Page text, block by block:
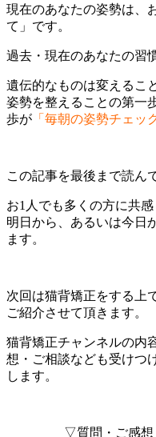
現在のあなたの姿勢は、
て」です。
過去・現在のあなたの習
遺伝的なものは変えるこ
姿勢を整えることの第一
歩が 「毎朝の姿勢チェッ
この記事を最後まで読ん
お1人でも多くの方に共
明日から、あるいは今日
ます。
次回は猫背矯正をする上
ご紹介させて頂きます。
猫背矯正チャンネルの内
想・ご相談なども受けつ
します。
▽質問・ご感